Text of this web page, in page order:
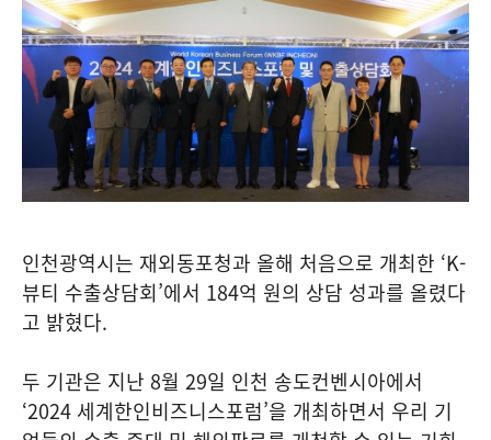
인천광역시는 재외동포청과 올해 처음으로 개최한 ‘K-
뷰티 수출상담회’에서 184억 원의 상담 성과를 올렸다
고 밝혔다.
두 기관은 지난 8월 29일 인천 송도컨벤시아에서
‘2024 세계한인비즈니스포럼’을 개최하면서 우리 기